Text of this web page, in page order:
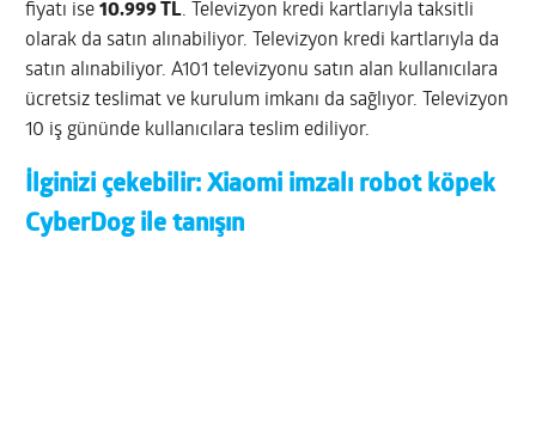
fiyatı ise10.999 TL. Televizyon kredi kartlarıyla taksitli
olarak da satın alınabiliyor. Televizyon kredi kartlarıyla da
satın alınabiliyor. A101 televizyonu satın alan kullanıcılara
ücretsiz teslimat ve kurulum imkanı da sağlıyor. Televizyon
10 iş gününde kullanıcılara teslim ediliyor.
İlginizi çekebilir:Xiaomi imzalı robot köpek
CyberDog ile tanışın